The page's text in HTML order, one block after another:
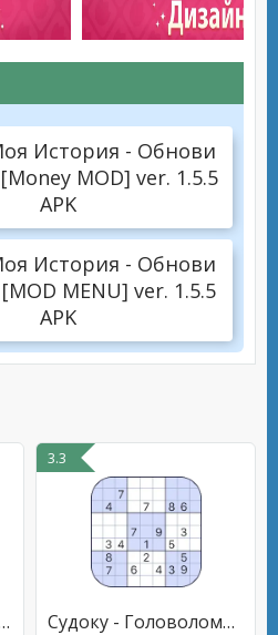
История - Обнови
MOD] ver. 1.5.5
APK
История - Обнови
MENU] ver. 1.5.5
APK
3 Game
3.3
Судоку - Головоломки, Sudoku